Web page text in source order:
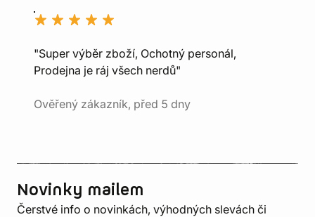
"Super výběr zboží, Ochotný personál,
Prodejna je ráj všech nerdů"
Ověřený zákazník, před 5 dny
Novinky mailem
Čerstvé info o novinkách, výhodných slevách či